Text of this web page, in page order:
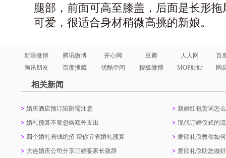
腿部，前面可高至膝盖，后面是长形
可爱，很适合身材稍微高挑的新娘。
新浪微博 腾讯微博 开心网 豆瓣 人人网
百
腾讯朋友
百度搜藏 优酷空间 搜狐微博 MOP贴贴 网
相关新闻
婚庆酒店预订陷阱需注意
新婚红包贺词怎
婚礼预算不要忽略额外支出
现代订婚仪式的
四个婚礼省钱绝招 帮你节省婚礼预算
爱欣礼仪教你如
大连婚庆公司分享订婚宴家长致辞
爱欣礼仪助您做